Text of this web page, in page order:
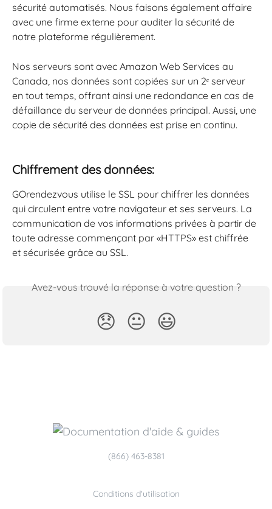
sécurité automatisés. Nous faisons également affaire
avec une firme externe pour auditer la sécurité de
notre plateforme régulièrement.
Nos serveurs sont avec Amazon Web Services au
Canada, nos données sont copiées sur un 2ᵉ serveur
en tout temps, offrant ainsi une redondance en cas de
défaillance du serveur de données principal. Aussi, une
copie de sécurité des données est prise en continu.
Chiffrement des données:
GOrendezvous utilise le SSL pour chiffrer les données
qui circulent entre votre navigateur et ses serveurs. La
communication de vos informations privées à partir de
toute adresse commençant par «HTTPS» est chiffrée
et sécurisée grâce au SSL.
Avez-vous trouvé la réponse à votre question ?
😞 😐 😃
(866) 463-8381
Conditions d'utilisation